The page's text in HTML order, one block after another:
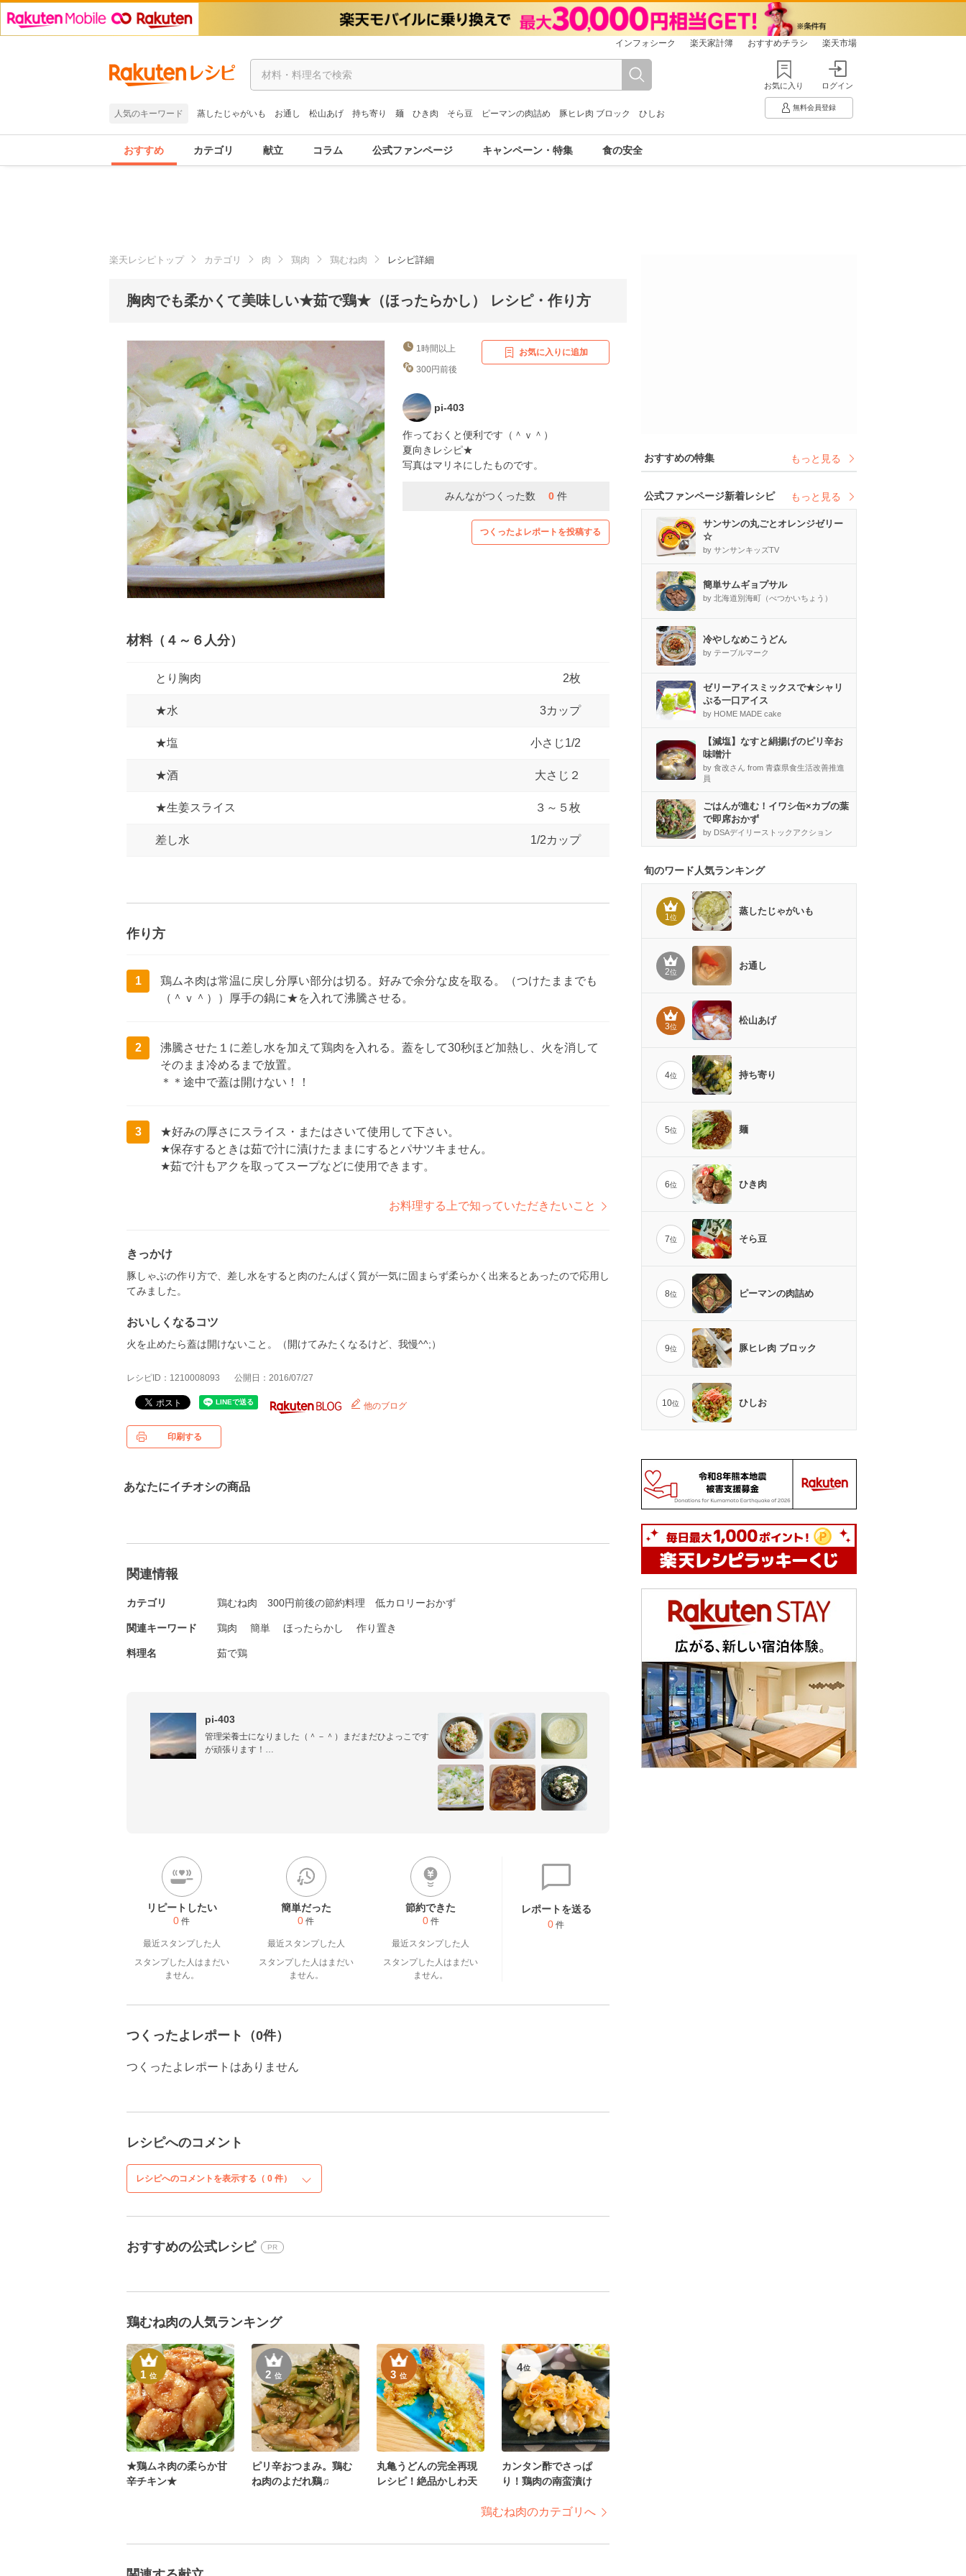
インフォシーク 楽天家計簿 おすすめチラシ 楽天市場
人気のキーワード 蒸したじゃがいも お通し 松山あげ 持ち寄り 麺 ひき肉 そら豆 ピーマンの肉詰め 豚ヒレ肉 ブロック ひしお
お気に入り ログイン
無料会員登録
おすすめ カテゴリ 献立 コラム 公式ファンページ キャンペーン・特集 食の安全
楽天レシピトップ カテゴリ 肉 鶏肉 鶏むね肉 レシピ詳細
胸肉でも柔かくて美味しい★茹で鶏★（ほったらかし） レシピ・作り方
1時間以上
300円前後
お気に入りに追加
pi-403
作っておくと便利です（＾ｖ＾）
夏向きレシピ★
写真はマリネにしたものです。
みんながつくった数 0 件
つくったよレポートを投稿する
材料（４～６人分）
とり胸肉 2枚
★水 3カップ
★塩 小さじ1/2
★酒 大さじ２
★生姜スライス ３～５枚
差し水 1/2カップ
作り方
1
鶏ムネ肉は常温に戻し分厚い部分は切る。好みで余分な皮を取る。（つけたままでも
（＾ｖ＾））厚手の鍋に★を入れて沸騰させる。
2
沸騰させた１に差し水を加えて鶏肉を入れる。蓋をして30秒ほど加熱し、火を消して
そのまま冷めるまで放置。
＊＊途中で蓋は開けない！！
3
★好みの厚さにスライス・またはさいて使用して下さい。
★保存するときは茹で汁に漬けたままにするとパサツキません。
★茹で汁もアクを取ってスープなどに使用できます。
お料理する上で知っていただきたいこと
きっかけ
豚しゃぶの作り方で、差し水をすると肉のたんぱく質が一気に固まらず柔らかく出来るとあったので応用し
てみました。
おいしくなるコツ
火を止めたら蓋は開けないこと。（開けてみたくなるけど、我慢^^;）
レシピID：1210008093 公開日：2016/07/27
他のブログ
印刷する
あなたにイチオシの商品
関連情報
カテゴリ 鶏むね肉 300円前後の節約料理 低カロリーおかず
関連キーワード 鶏肉 簡単 ほったらかし 作り置き
料理名 茹で鶏
pi-403
管理栄養士になりました（＾－＾）まだまだひよっこです
が頑張ります！
リピートしたい
0 件
最近スタンプした人
スタンプした人はまだい
ません。
簡単だった
0 件
最近スタンプした人
スタンプした人はまだい
ません。
節約できた
0 件
最近スタンプした人
スタンプした人はまだい
ません。
レポートを送る
0 件
つくったよレポート（0件）
つくったよレポートはありません
レシピへのコメント
レシピへのコメントを表示する（ 0 件）
おすすめの公式レシピ PR
鶏むね肉の人気ランキング
1位
★鶏ムネ肉の柔らか甘
辛チキン★
2位
ピリ辛おつまみ。鶏む
ね肉のよだれ鷄♫
3位
丸亀うどんの完全再現
レシピ！絶品かしわ天
4位
カンタン酢でさっぱ
り！鶏肉の南蛮漬け
鶏むね肉のカテゴリへ
おすすめの特集 もっと見る
公式ファンページ新着レシピ もっと見る
サンサンの丸ごとオレンジゼリー
☆
by サンサンキッズTV
簡単サムギョプサル
by 北海道別海町（べつかいちょう）
冷やしなめこうどん
by テーブルマーク
ゼリーアイスミックスで★シャリ
ぷる一口アイス
by HOME MADE cake
【減塩】なすと絹揚げのピリ辛お
味噌汁
by 食改さん from 青森県食生活改善推進
員
ごはんが進む！イワシ缶×カブの葉
で即席おかず
by DSAデイリーストックアクション
旬のワード人気ランキング
1位
蒸したじゃがいも
2位
お通し
3位
松山あげ
4位 持ち寄り
5位 麺
6位 ひき肉
7位 そら豆
8位 ピーマンの肉詰め
9位 豚ヒレ肉 ブロック
10位 ひしお